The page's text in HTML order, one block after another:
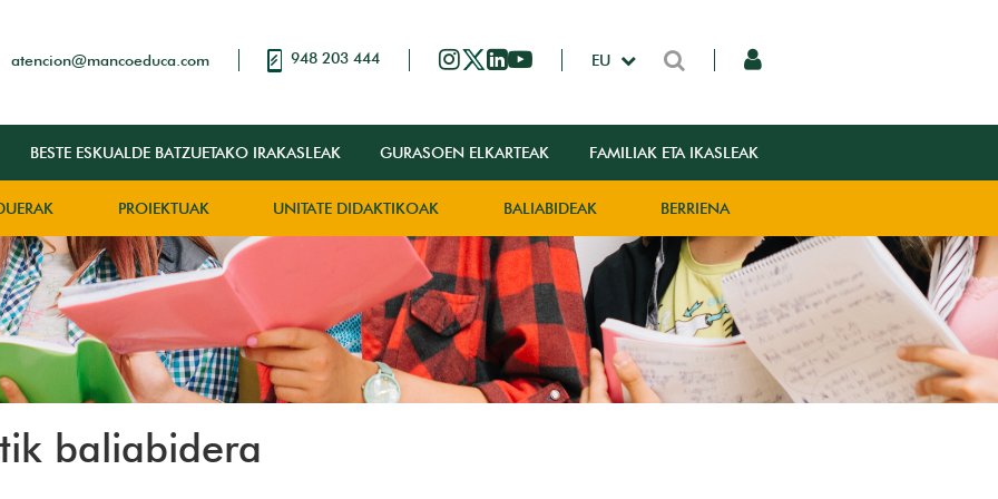
atencion@mancoeduca.com 948 203 444 EU
BESTE ESKUALDE BATZUETAKO IRAKASLEAK GURASOEN ELKARTEAK FAMILIAK ETA IKASLEAK
PROIEKTUAK UNITATE DIDAKTIKOAK BALIABIDEAK BERRIENA
baliabidera